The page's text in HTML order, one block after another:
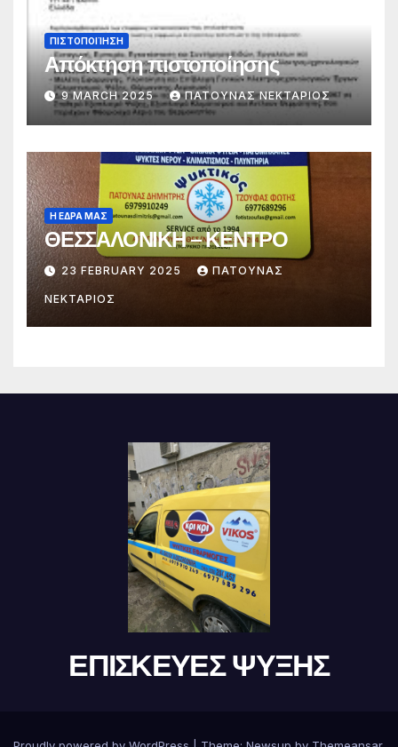
ΠΙΣΤΟΠΟΙΊΗΣΗ
Απόκτηση πιστοποίησης
9 MARCH 2025 ΠΑΤΟΥΝΑΣ ΝΕΚΤΑΡΙΟΣ
Η ΕΔΡΑ ΜΑΣ
ΘΕΣΣΑΛΟΝΙΚΗ – ΚΕΝΤΡΟ
23 FEBRUARY 2025 ΠΑΤΟΥΝΑΣ
ΝΕΚΤΑΡΙΟΣ
ΕΠΙΣΚΕΥΕΣ ΨΥΞΗΣ